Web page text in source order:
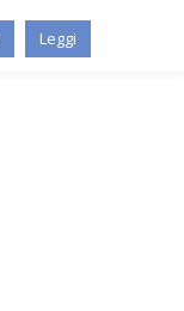
Leggi